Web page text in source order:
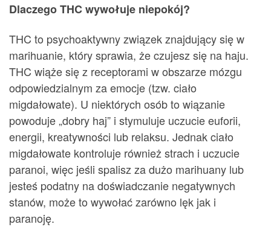
Dlaczego THC wywołuje niepokój?
THC to psychoaktywny związek znajdujący się w
marihuanie, który sprawia, że ​​czujesz się na haju.
THC wiąże się z receptorami w obszarze mózgu
odpowiedzialnym za emocje (tzw. ciało
migdałowate). U niektórych osób to wiązanie
powoduje „dobry haj” i stymuluje uczucie euforii,
energii, kreatywności lub relaksu. Jednak ciało
migdałowate kontroluje również strach i uczucie
paranoi, więc jeśli spalisz za dużo marihuany lub
jesteś podatny na doświadczanie negatywnych
stanów, może to wywołać zarówno lęk jak i
paranoję.